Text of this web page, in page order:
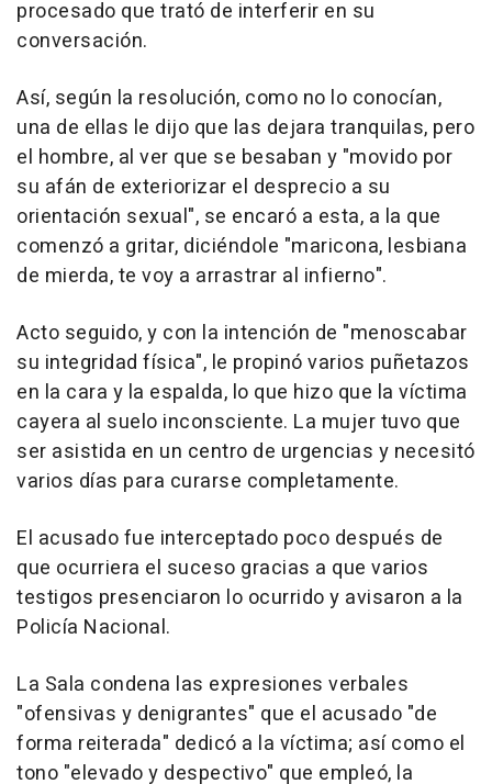
procesado que trató de interferir en su
conversación.
Así, según la resolución, como no lo conocían,
una de ellas le dijo que las dejara tranquilas, pero
el hombre, al ver que se besaban y "movido por
su afán de exteriorizar el desprecio a su
orientación sexual", se encaró a esta, a la que
comenzó a gritar, diciéndole "maricona, lesbiana
de mierda, te voy a arrastrar al infierno".
Acto seguido, y con la intención de "menoscabar
su integridad física", le propinó varios puñetazos
en la cara y la espalda, lo que hizo que la víctima
cayera al suelo inconsciente. La mujer tuvo que
ser asistida en un centro de urgencias y necesitó
varios días para curarse completamente.
El acusado fue interceptado poco después de
que ocurriera el suceso gracias a que varios
testigos presenciaron lo ocurrido y avisaron a la
Policía Nacional.
La Sala condena las expresiones verbales
"ofensivas y denigrantes" que el acusado "de
forma reiterada" dedicó a la víctima; así como el
tono "elevado y despectivo" que empleó, la